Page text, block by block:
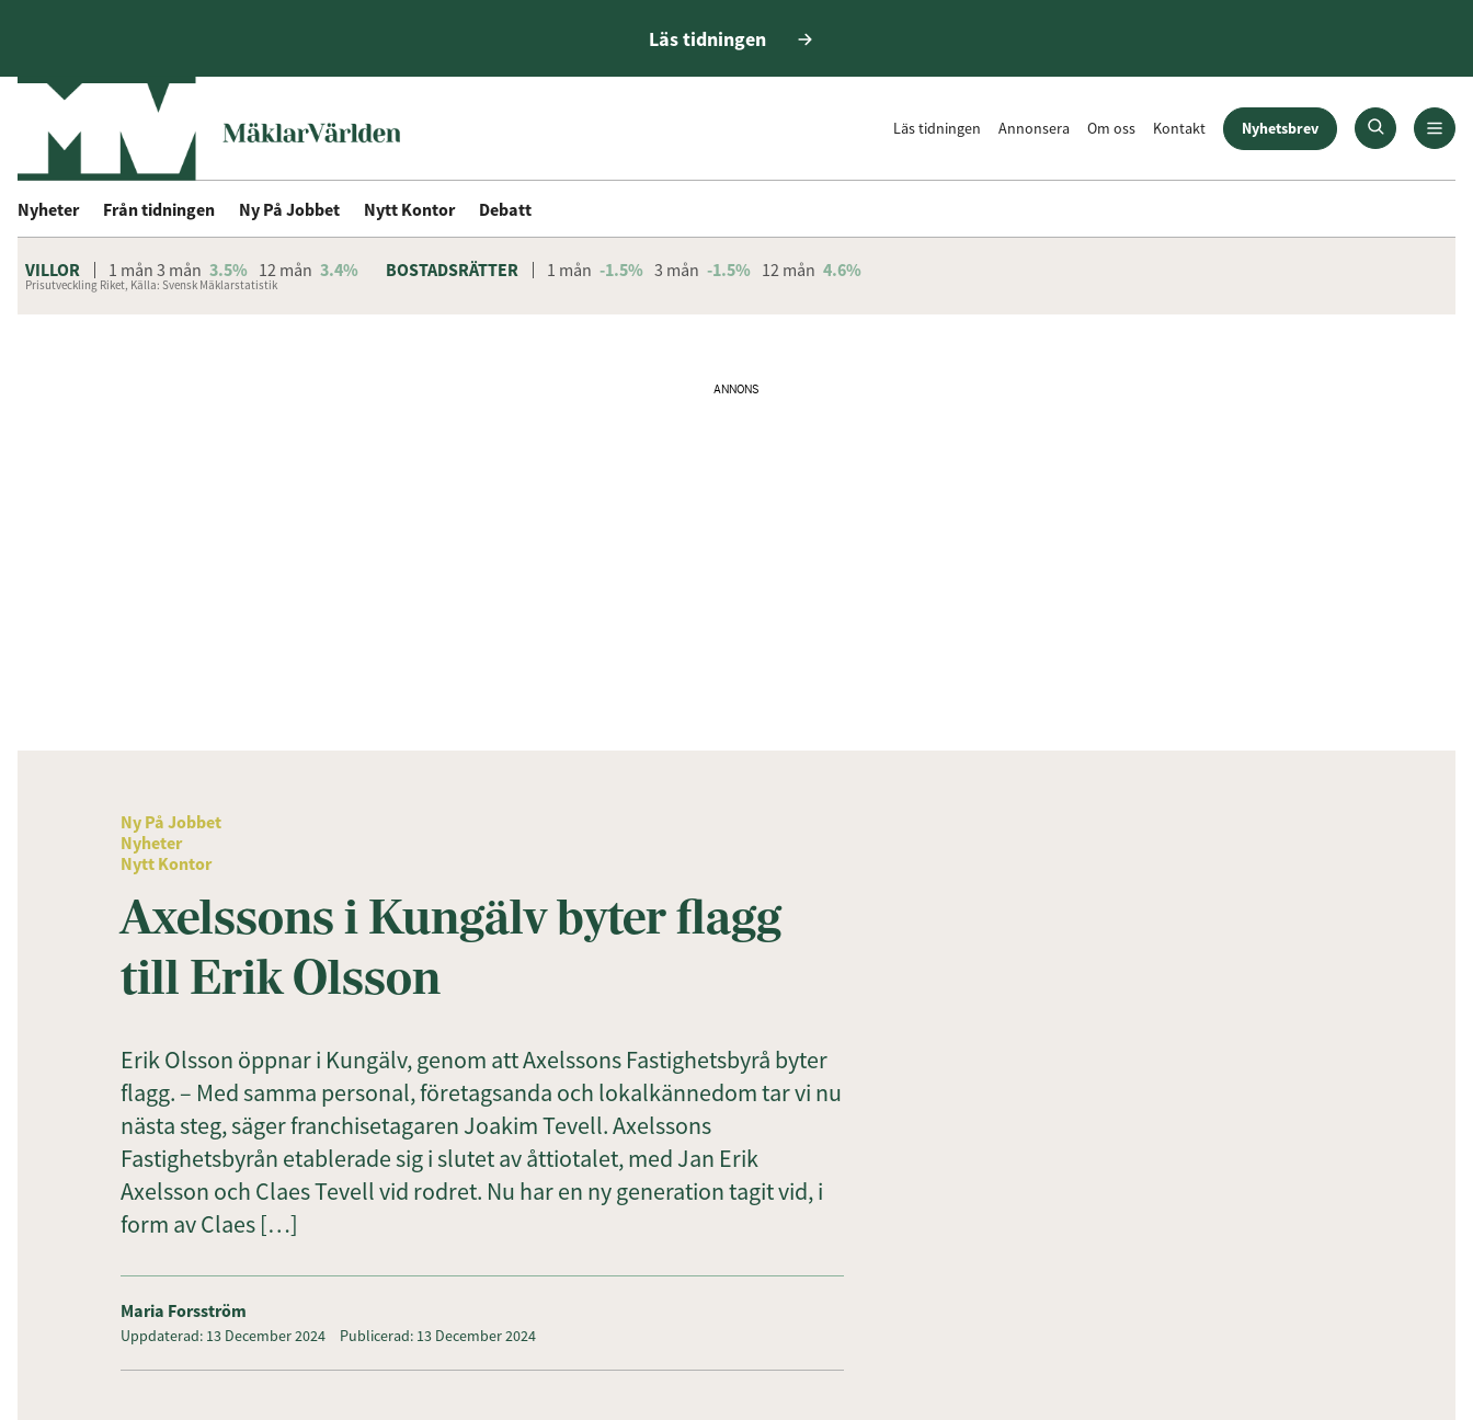
Läs tidningen
Läs tidningen Annonsera Om oss Kontakt Nyhetsbrev
Nyheter Från tidningen Ny På Jobbet Nytt Kontor Debatt
VILLOR 1 mån 3 mån 3.5% 12 mån 3.4% BOSTADSRÄTTER 1 mån -1.5% 3 mån -1.5% 12 mån 4.6%
Prisutveckling Riket, Källa: Svensk Mäklarstatistik
ANNONS
Ny På Jobbet
Nyheter
Nytt Kontor
Axelssons i Kungälv byter flagg
till Erik Olsson
Erik Olsson öppnar i Kungälv, genom att Axelssons Fastighetsbyrå byter
flagg. – Med samma personal, företagsanda och lokalkännedom tar vi nu
nästa steg, säger franchisetagaren Joakim Tevell. Axelssons
Fastighetsbyrån etablerade sig i slutet av åttiotalet, med Jan Erik
Axelsson och Claes Tevell vid rodret. Nu har en ny generation tagit vid, i
form av Claes […]
Maria Forsström
Uppdaterad: 13 December 2024 Publicerad: 13 December 2024